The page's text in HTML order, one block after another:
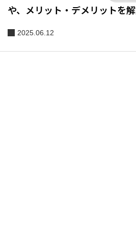
や、メリット・デメリットを解
2025.06.12